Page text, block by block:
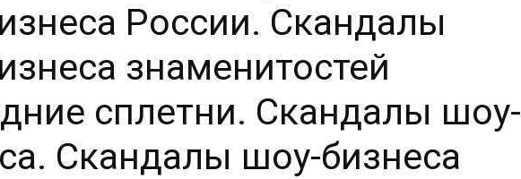
России. Скандалы
знаменитостей
сплетни. Скандалы шоу-
Скандалы шоу-бизнеса